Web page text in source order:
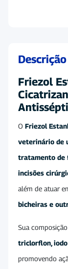
Descrição
Friezol
O Friezol
veterinário de
tratamento de
incisões
além de atuar
bicheiras e
Sua
triclorflon,
promovendo